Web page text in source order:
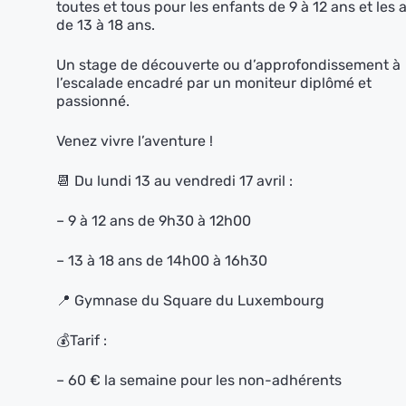
toutes et tous pour les enfants de 9 à 12 ans et les
de 13 à 18 ans.
Un stage de découverte ou d’approfondissement à
l’escalade encadré par un moniteur diplômé et
passionné.
Venez vivre l’aventure !
📆 Du lundi 13 au vendredi 17 avril :
– 9 à 12 ans de 9h30 à 12h00
– 13 à 18 ans de 14h00 à 16h30
📍 Gymnase du Square du Luxembourg
💰Tarif :
– 60 € la semaine pour les non-adhérents